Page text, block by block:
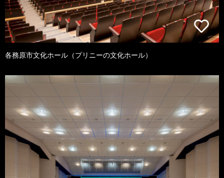
各務原市文化ホール（プリニーの文化ホール）